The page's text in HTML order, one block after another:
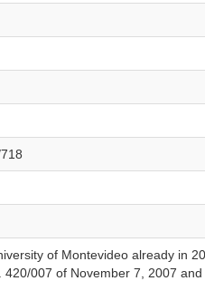
of Montevideo already in
007 of November 7, 2007